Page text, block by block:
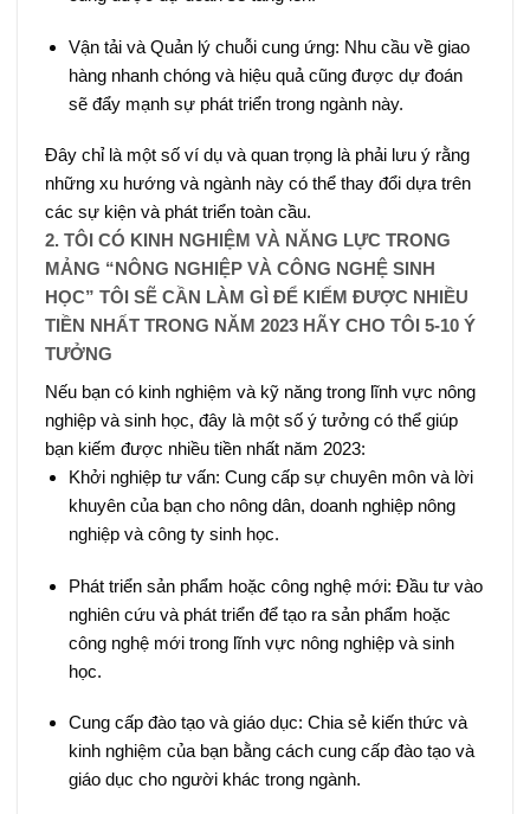
Vận tải và Quản lý chuỗi cung ứng: Nhu cầu về giao
hàng nhanh chóng và hiệu quả cũng được dự đoán
sẽ đẩy mạnh sự phát triển trong ngành này.
Đây chỉ là một số ví dụ và quan trọng là phải lưu ý rằng
những xu hướng và ngành này có thể thay đổi dựa trên
các sự kiện và phát triển toàn cầu.
2. TÔI CÓ KINH NGHIỆM VÀ NĂNG LỰC TRONG
MẢNG “NÔNG NGHIỆP VÀ CÔNG NGHỆ SINH
HỌC” TÔI SẼ CẦN LÀM GÌ ĐỂ KIẾM ĐƯỢC NHIỀU
TIỀN NHẤT TRONG NĂM 2023 HÃY CHO TÔI 5-10 Ý
TƯỞNG
Nếu bạn có kinh nghiệm và kỹ năng trong lĩnh vực nông
nghiệp và sinh học, đây là một số ý tưởng có thể giúp
bạn kiếm được nhiều tiền nhất năm 2023:
Khởi nghiệp tư vấn: Cung cấp sự chuyên môn và lời
khuyên của bạn cho nông dân, doanh nghiệp nông
nghiệp và công ty sinh học.
Phát triển sản phẩm hoặc công nghệ mới: Đầu tư vào
nghiên cứu và phát triển để tạo ra sản phẩm hoặc
công nghệ mới trong lĩnh vực nông nghiệp và sinh
học.
Cung cấp đào tạo và giáo dục: Chia sẻ kiến thức và
kinh nghiệm của bạn bằng cách cung cấp đào tạo và
giáo dục cho người khác trong ngành.